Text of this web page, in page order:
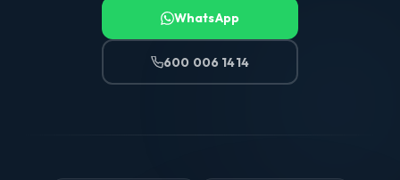
WhatsApp
600 006 1414